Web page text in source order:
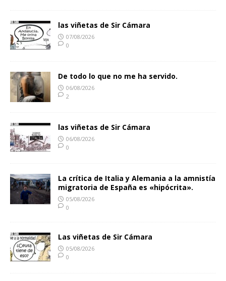
las viñetas de Sir Cámara
07/08/2026
0
De todo lo que no me ha servido.
06/08/2026
2
las viñetas de Sir Cámara
06/08/2026
0
La crítica de Italia y Alemania a la amnistía
migratoria de España es «hipócrita».
05/08/2026
0
Las viñetas de Sir Cámara
05/08/2026
0